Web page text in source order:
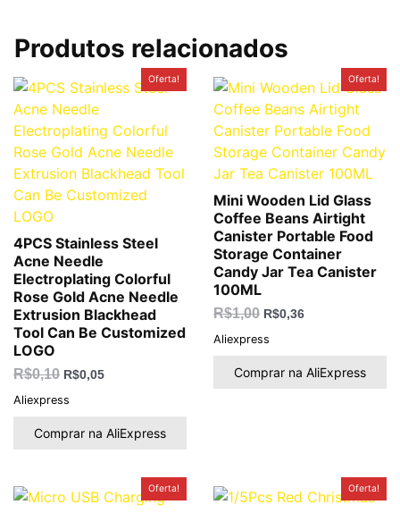
Produtos relacionados
Oferta!
4PCS Stainless Steel
Acne Needle
Electroplating Colorful
Rose Gold Acne Needle
Extrusion Blackhead
Tool Can Be Customized
LOGO
R$0,10
preço
original
era:
R$0,10.
R$0,05
preço
R$0,05.
Aliexpress
Comprar na AliExpress
Oferta!
Mini Wooden Lid Glass
Coffee Beans Airtight
Canister Portable Food
Storage Container
Candy Jar Tea Canister
100ML
R$1,00
preço
original
era:
R$1,00.
R$0,36
preço
atual
é:
R$0,36.
Aliexpress
Comprar na AliExpress
Oferta!
preço
preço
Oferta!
preço
preço